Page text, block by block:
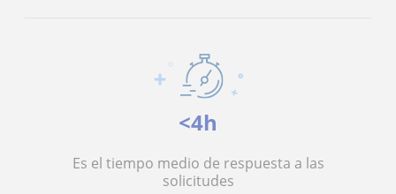
<4h
Es el tiempo medio de respuesta a las
solicitudes